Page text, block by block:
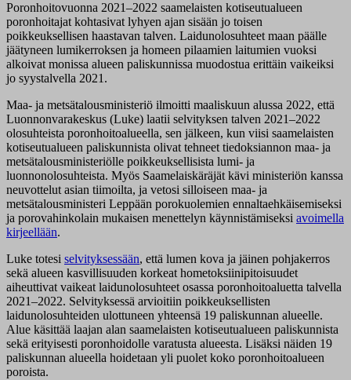
Poronhoitovuonna 2021–2022 saamelaisten kotiseutualueen
poronhoitajat kohtasivat lyhyen ajan sisään jo toisen
poikkeuksellisen haastavan talven. Laidunolosuhteet maan päälle
jäätyneen lumikerroksen ja homeen pilaamien laitumien vuoksi
alkoivat monissa alueen paliskunnissa muodostua erittäin vaikeiksi
jo syystalvella 2021.
Maa- ja metsätalousministeriö ilmoitti maaliskuun alussa 2022, että
Luonnonvarakeskus (Luke) laatii selvityksen talven 2021–2022
olosuhteista poronhoitoalueella, sen jälkeen, kun viisi saamelaisten
kotiseutualueen paliskunnista olivat tehneet tiedoksiannon maa- ja
metsätalousministeriölle poikkeuksellisista lumi- ja
luonnonolosuhteista. Myös Saamelaiskäräjät kävi ministeriön kanssa
neuvottelut asian tiimoilta, ja vetosi silloiseen maa- ja
metsätalousministeri Leppään porokuolemien ennaltaehkäisemiseksi
ja porovahinkolain mukaisen menettelyn käynnistämiseksi avoimella
kirjeellään.
Luke totesi selvityksessään, että lumen kova ja jäinen pohjakerros
sekä alueen kasvillisuuden korkeat hometoksiinipitoisuudet
aiheuttivat vaikeat laidunolosuhteet osassa poronhoitoaluetta talvella
2021–2022. Selvityksessä arvioitiin poikkeuksellisten
laidunolosuhteiden ulottuneen yhteensä 19 paliskunnan alueelle.
Alue käsittää laajan alan saamelaisten kotiseutualueen paliskunnista
sekä erityisesti poronhoidolle varatusta alueesta. Lisäksi näiden 19
paliskunnan alueella hoidetaan yli puolet koko poronhoitoalueen
poroista.